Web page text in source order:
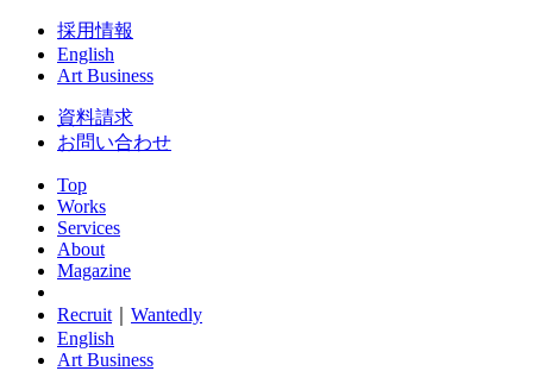
採用情報
English
Art Business
資料請求
お問い合わせ
Top
Works
Services
About
Magazine
Recruit
Wantedly
English
Art Business